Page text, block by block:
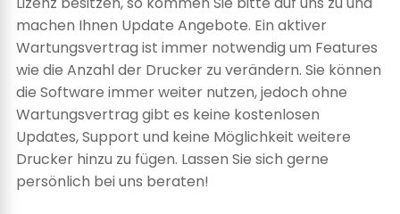
machen Ihnen Update Angebote. Ein aktiver
Wartungsvertrag ist immer notwendig um Features
wie die Anzahl der Drucker zu verändern. Sie können
die Software immer weiter nutzen, jedoch ohne
Wartungsvertrag gibt es keine kostenlosen
Updates, Support und keine Möglichkeit weitere
Drucker hinzu zu fügen. Lassen Sie sich gerne
persönlich bei uns beraten!